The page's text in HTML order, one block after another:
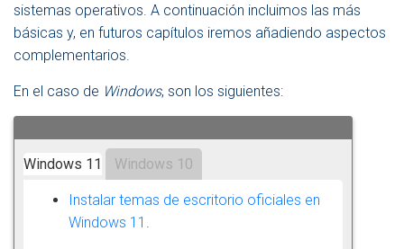
sistemas operativos. A continuación incluimos las más
básicas y, en futuros capítulos iremos añadiendo aspectos
complementarios.
En el caso de Windows, son los siguientes:
Windows 11 Windows 10
Instalar temas de escritorio oficiales en
Windows 11